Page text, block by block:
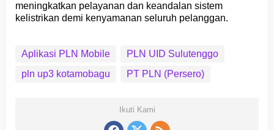
meningkatkan pelayanan dan keandalan sistem
kelistrikan demi kenyamanan seluruh pelanggan.
Aplikasi PLN Mobile
PLN UID Sulutenggo
pln up3 kotamobagu
PT PLN (Persero)
Ikuti Kami